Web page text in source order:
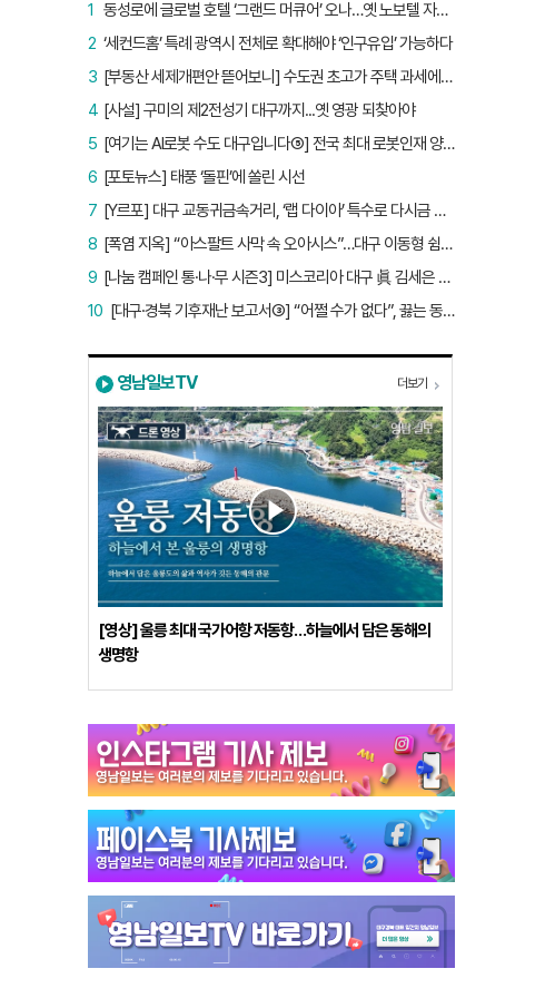
동성로에 글로벌 호텔 ‘그랜드 머큐어’ 오나…옛 노보텔 자리 사무실 개설
1
‘세컨드홈’ 특례 광역시 전체로 확대해야 ‘인구유입’ 가능하다
2
[부동산 세제개편안 뜯어보니] 수도권 초고가 주택 과세에만 초점…침체된 지방 부동산 대책은 없다
3
[사설] 구미의 제2전성기 대구까지...옛 영광 되찾아야
4
[여기는 AI로봇 수도 대구입니다⑤] 전국 최대 로봇인재 양성소…“대구산업 맞춤형 교육과정 만들자”
5
[포토뉴스] 태풍 ‘돌핀’에 쏠린 시선
6
[Y르포] 대구 교동귀금속거리, ‘랩 다이아’ 특수로 다시금 활기…“반짝 인기 의존 않는 지속 가능 성장 동력 마련해야”
7
[폭염 지옥] “아스팔트 사막 속 오아시스”…대구 이동형 쉼터 버스 ‘북적’, 지하철역도 ‘바글’
8
[나눔 캠페인 통·나·무 시즌3] 미스코리아 대구 眞 김세은 “내가 받은 응원, 다음 사람에게”
9
[대구·경북 기후재난 보고서③] “어쩔 수가 없다”, 끓는 동해…‘절멸 위기’ 경북 수산업
10
영남일보TV 더보기
[영상] 울릉 최대 국가어항 저동항…하늘에서 담은 동해의
생명항